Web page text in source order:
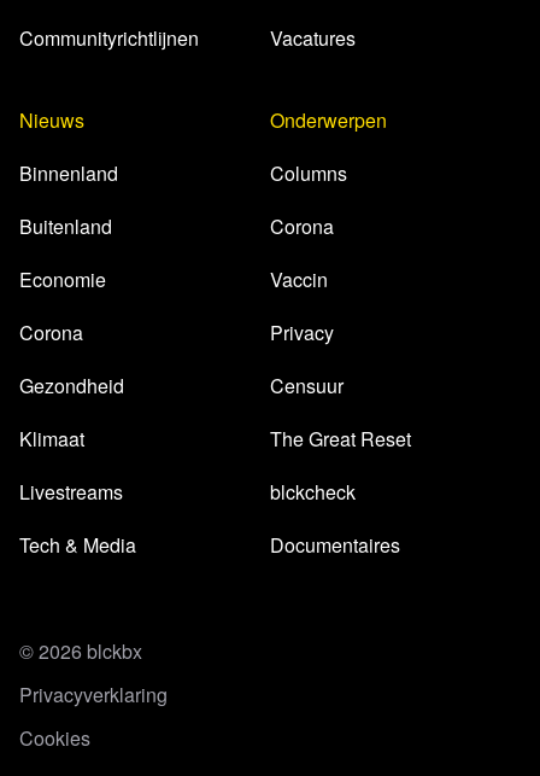
Communityrichtlijnen
Vacatures
Nieuws
Binnenland
Buitenland
Economie
Corona
Gezondheid
Klimaat
Livestreams
Tech & Media
Onderwerpen
Columns
Corona
Vaccin
Privacy
Censuur
The Great Reset
blckcheck
Documentaires
© 2026 blckbx
Privacyverklaring
Cookies